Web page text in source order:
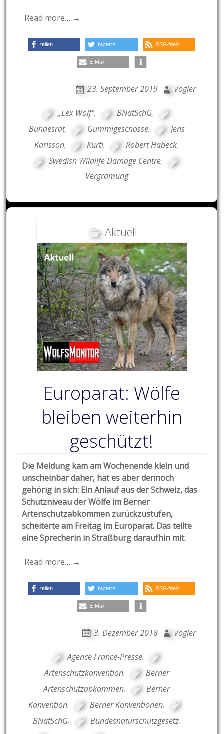
Read more… →
teilen twittern RSS-feed
E-Mail
23. September 2019 Vogler
„Lex Wolf", BNatSchG,
Bundesrat, Gummigeschosse,
Jens
Karlsson, Kurti, Robert Habeck,
Swedish Wildlife Damage Centre,
Vergrämung
Aktuell
Europarat: Wölfe
bleiben weiterhin
geschützt!
Die Meldung kam am Wochenende klein und
unscheinbar daher, hat es aber dennoch
gehörig in sich: Ein Anlauf aus der Schweiz, das
Schutzniveau der Wölfe im Berner
Artenschutzabkommen zurückzustufen,
scheiterte am Freitag im Europarat. Das teilte
eine Sprecherin in Straßburg daraufhin mit.
Read more… →
teilen twittern RSS-feed
E-Mail
3. Dezember 2018 Vogler
Agence France-Presse,
Artenschutzkonvention,
Berner
Artenschutzabkommen,
Berner
Konvention, Berner Konventionen,
BNatSchG, Bundesnaturschutzgesetz,